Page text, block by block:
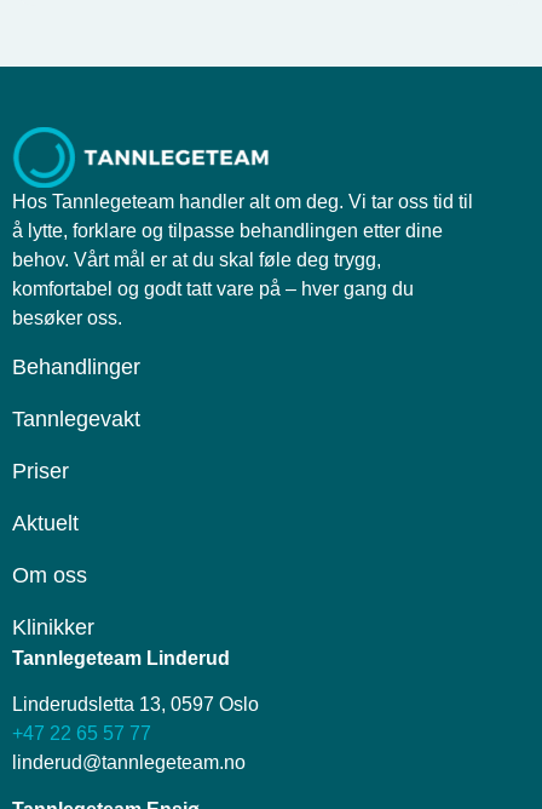
Hos Tannlegeteam handler alt om deg. Vi tar oss tid til
å lytte, forklare og tilpasse behandlingen etter dine
behov. Vårt mål er at du skal føle deg trygg,
komfortabel og godt tatt vare på – hver gang du
besøker oss.
Behandlinger
Tannlegevakt
Priser
Aktuelt
Om oss
Klinikker
Tannlegeteam Linderud
Linderudsletta 13, 0597 Oslo
+47 22 65 57 77
linderud@tannlegeteam.no